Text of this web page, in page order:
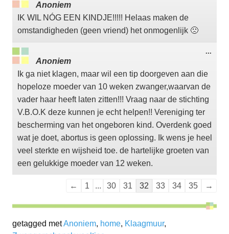
Anoniem
IK WIL NÓG EEN KINDJE!!!!! Helaas maken de
omstandigheden (geen vriend) het onmogenlijk 🙁
Anoniem
Ik ga niet klagen, maar wil een tip doorgeven aan die
hopeloze moeder van 10 weken zwanger,waarvan de
vader haar heeft laten zitten!!! Vraag naar de stichting
V.B.O.K deze kunnen je echt helpen!! Vereniging ter
bescherming van het ongeboren kind. Overdenk goed
wat je doet, abortus is geen oplossing. Ik wens je heel
veel sterkte en wijsheid toe. de hartelijke groeten van
een gelukkige moeder van 12 weken.
...
Navigatie
de
gastenboek-
← 1 ... 30 31 32 33 34 35 →
getagged metAnoniem, home, Klaagmuur,